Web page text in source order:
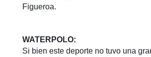
Figueroa.
WATERPOLO:
Si bien este deporte no tuvo una